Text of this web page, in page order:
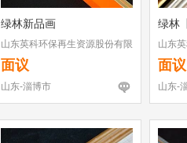
绿林新品画
山东英科环保再生资源股份有限
公司
面议
山东-淄博市
绿林
山东
公司
面议
山东-